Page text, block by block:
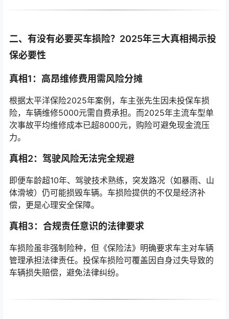
二、有没有必要买车损险？2025年三大真相揭示投
保必要性
真相1：高昂维修费用需风险分摊
根据太平洋保险2025年案例，车主张先生因未投保车损
险，车辆维修5000元需自费承担。而2025年主流车型单
次事故平均维修成本已超8000元，购险可避免现金流压
力。
真相2：驾驶风险无法完全规避
即便车龄超10年、驾驶技术熟练，突发路况（如暴雨、山
体滑坡）仍可能损毁车辆。车损险提供的不仅是经济补
偿，更是心理安全保障。
真相3：合规责任意识的法律要求
车损险虽非强制险种，但《保险法》明确要求车主对车辆
管理承担法律责任。投保车损险可覆盖因自身过失导致的
车辆损失赔偿，避免法律纠纷。